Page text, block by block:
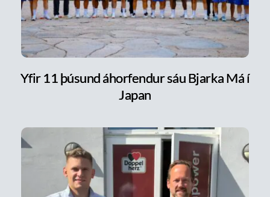
Yfir 11 þúsund áhorfendur sáu Bjarka Má í
Japan